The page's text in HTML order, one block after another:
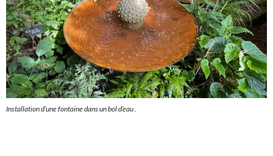
Installation d’une fontaine dans un bol d’eau .